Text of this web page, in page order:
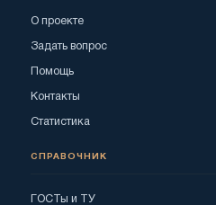
О проекте
Задать вопрос
Помощь
Контакты
Статистика
СПРАВОЧНИК
ГОСТы и ТУ